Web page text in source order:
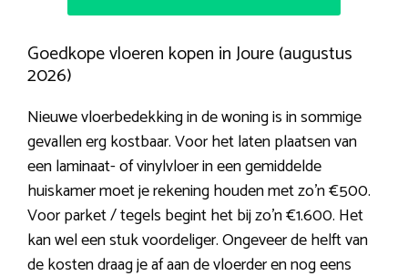
Goedkope vloeren kopen in Joure (augustus
2026)
Nieuwe vloerbedekking in de woning is in sommige
gevallen erg kostbaar. Voor het laten plaatsen van
een laminaat- of vinylvloer in een gemiddelde
huiskamer moet je rekening houden met zo’n €500.
Voor parket / tegels begint het bij zo’n €1.600. Het
kan wel een stuk voordeliger. Ongeveer de helft van
de kosten draag je af aan de vloerder en nog eens